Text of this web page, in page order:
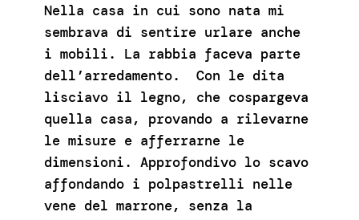
Nella casa in cui sono nata mi
sembrava di sentire urlare anche
i mobili. La rabbia faceva parte
dell’arredamento. Con le dita
lisciavo il legno, che cospargeva
quella casa, provando a rilevarne
le misure e afferrarne le
dimensioni. Approfondivo lo scavo
affondando i polpastrelli nelle
vene del marrone, senza la